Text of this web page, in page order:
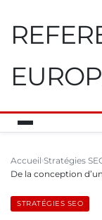
Accueil Stratégies
De la conception
STRATÉGIES SEO